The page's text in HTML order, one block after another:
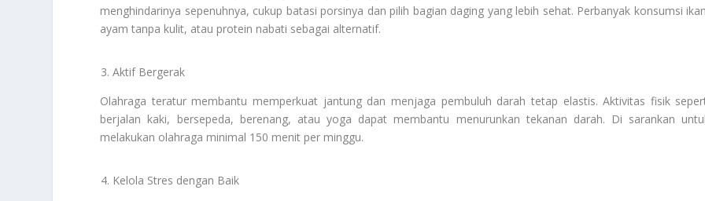
menghindarinya sepenuhnya, cukup batasi porsinya dan pilih bagian daging yang lebih sehat. Perbanyak konsumsi
ayam tanpa kulit, atau protein nabati sebagai alternatif.
Aktif Bergerak
Olahraga teratur membantu memperkuat jantung dan menjaga pembuluh darah tetap elastis. Aktivitas fisik
berjalan kaki, bersepeda, berenang, atau yoga dapat membantu menurunkan tekanan darah. Di sarankan
melakukan olahraga minimal 150 menit per minggu.
Kelola Stres dengan Baik